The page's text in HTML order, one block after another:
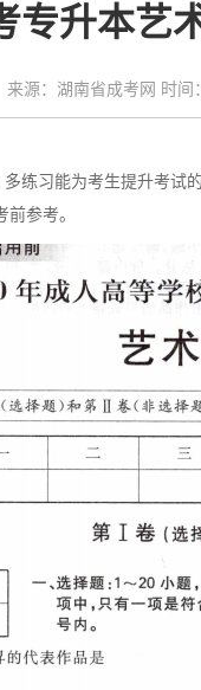
专升本艺
来源：湖南省成考网 时间
练习能为考生提升考试
参考。